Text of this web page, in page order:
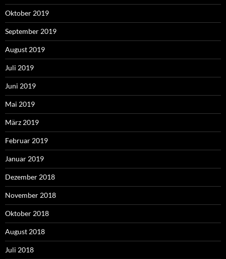
Oktober 2019
September 2019
August 2019
Juli 2019
Juni 2019
Mai 2019
März 2019
Februar 2019
Januar 2019
Dezember 2018
November 2018
Oktober 2018
August 2018
Juli 2018